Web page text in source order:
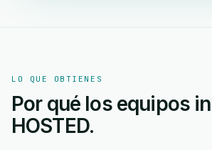
LO QUE OBTIENES
Por qué los equipos
HOSTED.